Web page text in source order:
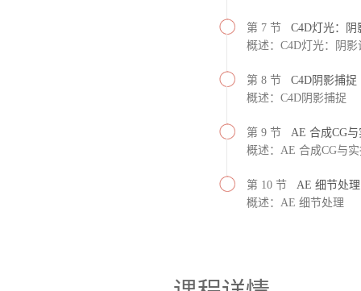
第 7 节 C4D灯光：阴
概述：C4D灯光：阴影
第 8 节 C4D阴影捕捉
概述：C4D阴影捕捉
第 9 节 AE 合成CG
概述：AE 合成CG与
第 10 节 AE 细节处理
概述：AE 细节处理